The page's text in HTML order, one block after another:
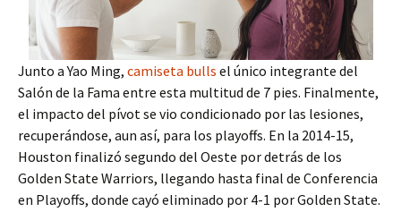
Junto a Yao Ming, camiseta bulls el único integrante del
Salón de la Fama entre esta multitud de 7 pies. Finalmente,
el impacto del pívot se vio condicionado por las lesiones,
recuperándose, aun así, para los playoffs. En la 2014-15,
Houston finalizó segundo del Oeste por detrás de los
Golden State Warriors, llegando hasta final de Conferencia
en Playoffs, donde cayó eliminado por 4-1 por Golden State.